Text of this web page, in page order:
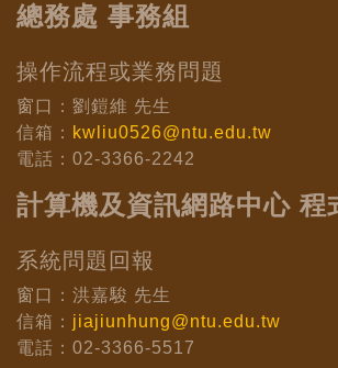
總務處 事務組
操作流程或業務問題
窗口：劉鎧維 先生
信箱： kwliu0526@ntu.edu.tw
電話：02-3366-2242
計算機及資訊網路中心 程
系統問題回報
窗口：洪嘉駿 先生
信箱： jiajiunhung@ntu.edu.tw
電話：02-3366-5517